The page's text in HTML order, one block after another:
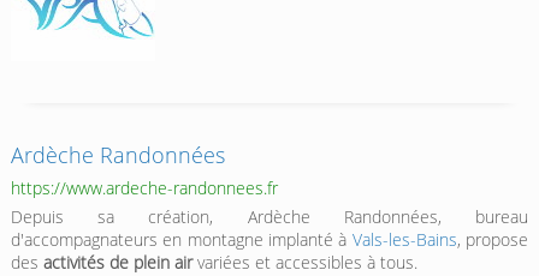
Ardèche Randonnées
https://www.ardeche-randonnees.fr
Depuis sa création, Ardèche Randonnées, bureau
d'accompagnateurs en montagne implanté à Vals-les-Bains, propose
des activités de plein airvariées et accessibles à tous.